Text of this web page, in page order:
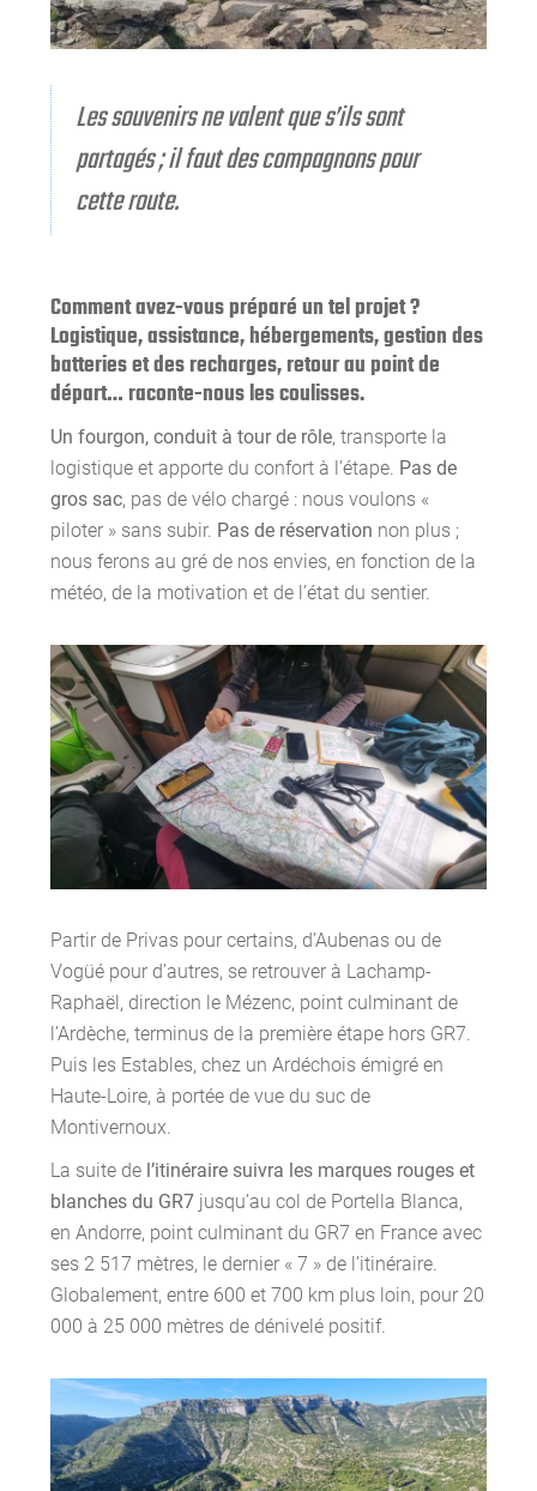
Les souvenirs ne valent que s’ils sont
partagés ; il faut des compagnons pour
cette route.
Comment avez-vous préparé un tel projet ?
Logistique, assistance, hébergements, gestion des
batteries et des recharges, retour au point de
départ… raconte-nous les coulisses.
Un fourgon, conduit à tour de rôle, transporte la
logistique et apporte du confort à l’étape. Pas de
gros sac, pas de vélo chargé : nous voulons «
piloter » sans subir. Pas de réservation non plus ;
nous ferons au gré de nos envies, en fonction de la
météo, de la motivation et de l’état du sentier.
Partir de Privas pour certains, d’Aubenas ou de
Vogüé pour d’autres, se retrouver à Lachamp-
Raphaël, direction le Mézenc, point culminant de
l’Ardèche, terminus de la première étape hors GR7.
Puis les Estables, chez un Ardéchois émigré en
Haute-Loire, à portée de vue du suc de
Montivernoux.
La suite de l’itinéraire suivra les marques rouges et
blanches du GR7 jusqu’au col de Portella Blanca,
en Andorre, point culminant du GR7 en France avec
ses 2 517 mètres, le dernier « 7 » de l’itinéraire.
Globalement, entre 600 et 700 km plus loin, pour 20
000 à 25 000 mètres de dénivelé positif.